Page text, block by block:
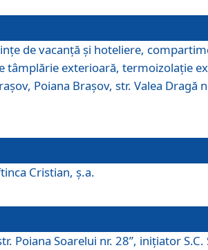
de vacanţă şi hoteliere,
tâmplărie exterioară, termoizolaţie
Poiana Braşov, str. Valea Dragă
Cristian, ş.a.
Poiana Soarelui nr. 28”, iniţiator S.C.